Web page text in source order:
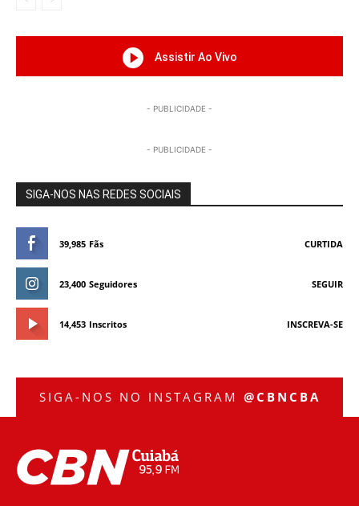
Assistir Ao Vivo
- PUBLICIDADE -
- PUBLICIDADE -
SIGA-NOS NAS REDES SOCIAIS
39,985 Fãs CURTIDA
23,400 Seguidores SEGUIR
14,453 Inscritos INSCREVA-SE
SIGA-NOS NO INSTAGRAM @CBNCBA